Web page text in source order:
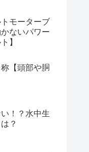
モーターブ
ないパワー
】
【頭部や胴
！？水中生
？